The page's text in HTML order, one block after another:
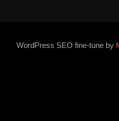
WordPress SEO fine-tune by